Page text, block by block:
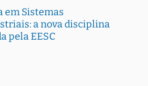
em Sistemas
a nova disciplina
pela EESC